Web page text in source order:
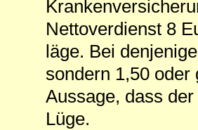
Nettoverdienst 8
läge. Bei
sondern 1,50
Aussage, dass
Lüge.